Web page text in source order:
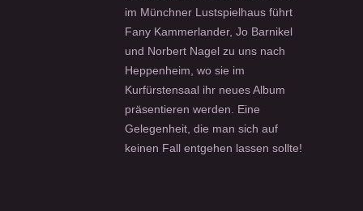
im Münchner Lustspielhaus führt
Fany Kammerlander, Jo Barnikel
und Norbert Nagel zu uns nach
Heppenheim, wo sie im
Kurfürstensaal ihr neues Album
präsentieren werden. Eine
Gelegenheit, die man sich auf
keinen Fall entgehen lassen sollte!